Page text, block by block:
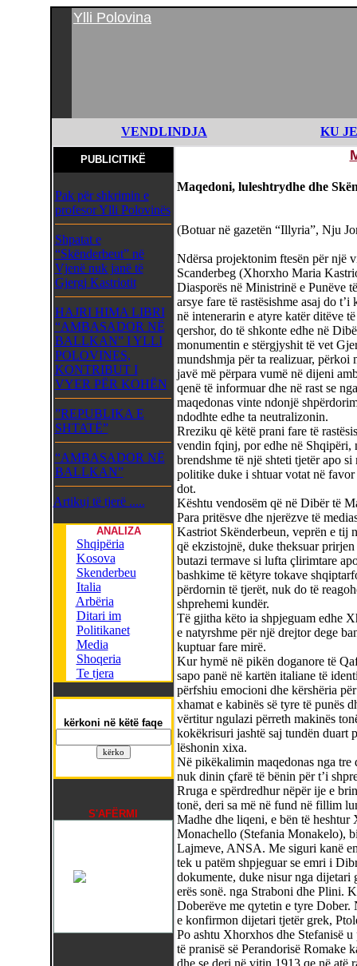
Ylli Polovina
VENDLINDJA KU
PUBLICITIKË
Pak për shkrimin e
profesor Ylli Polovinës
Shpatat e
“Skënderbeut” në
Vjenë nuk janë të
Gjergj Kastriotit
HAJRI HIMA LIBRI
“AMBASADOR NË
BALLKAN” I YLLI
POLOVINES,
KONTRIBUT I
VYER PËR KOHËN
”REPUBLIKA E
SHTATË”
“AMBASADOR NË
BALLKAN”
Artikuj të tjerë .....
ANALIZA
Shqipëria
Kosova
Skenderbeu
Italia
Arbëria
Ditari im
Politikanet
Media
Shoqeria
Te tjera
kërkoni në këtë faqe
S'AFËRMI
Maqedoni, luleshtrydhe dhe
(Botuar në gazetën “Illyria”, Nju
Ndërsa projektonim ftesën për një
Scanderbeg (Xhorxho Maria
Diasporës në Ministrinë e Punëve
arsye fare të rastësishme asaj do
në intenerarin e atyre katër ditëve
qershor, do të shkonte edhe në
monumentin e stërgjyshit të vet
mundshmja për ta realizuar,
javë më përpara vumë në dijeni
qenë të informuar dhe në rast se
maqedonas vinte ndonjë
ndodhte edhe ta neutralizonin.
Rreziku që këtë prani fare të
vendin fqinj, por edhe në Shqipëri,
brendshme të një shteti tjetër apo
politike duke i shtuar votat në
dot.
Kështu vendosëm që në Dibër të
Para pritësve dhe njerëzve të
Kastriot Skënderbeun, veprën e tij
që ekzistojnë, duke theksuar
butazi termave si lufta çlirimtare
bashkime të këtyre tokave
përdornin të tjerët, nuk do të
shprehemi kundër.
Të gjitha këto ia shpjeguam edhe
e natyrshme për një drejtor dege
kuptuar fare mirë.
Kur hymë në pikën doganore të
sapo panë në kartën italiane të
përfshiu emocioni dhe kërshëria
xhamat e kabinës së tyre të punës
vërtitur ngulazi përreth makinës
kokëkrisuri jashtë saj tundën duart
lëshonin xixa.
Në pikëkalimin maqedonas nga tre
nuk dinin çfarë të bënin për t’i
Rruga e spërdredhur nëpër ije e
tonë, deri sa më në fund në fillim
Madhe dhe liqeni, e bën të
Monachello (Stefania Monakelo),
Lajmeve, ANSA. Me siguri kanë
tek u patëm shpjeguar se emri i
dokumente, duke nisur nga dijetari
erës sonë. nga Straboni dhe Plini.
Doberëve me qytetin e tyre Dober.
e konfirmon dijetari tjetër grek,
Po ashtu Xhorxhos dhe Stefanisë
të pranisë së Perandorisë
dhe se deri në vitin 1913 qe në atë